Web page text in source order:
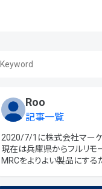
Roo
記事一覧
2020/7/1に株式会社マーケ
現在は兵庫県からフルリモ
MRCをよりよい製品にする